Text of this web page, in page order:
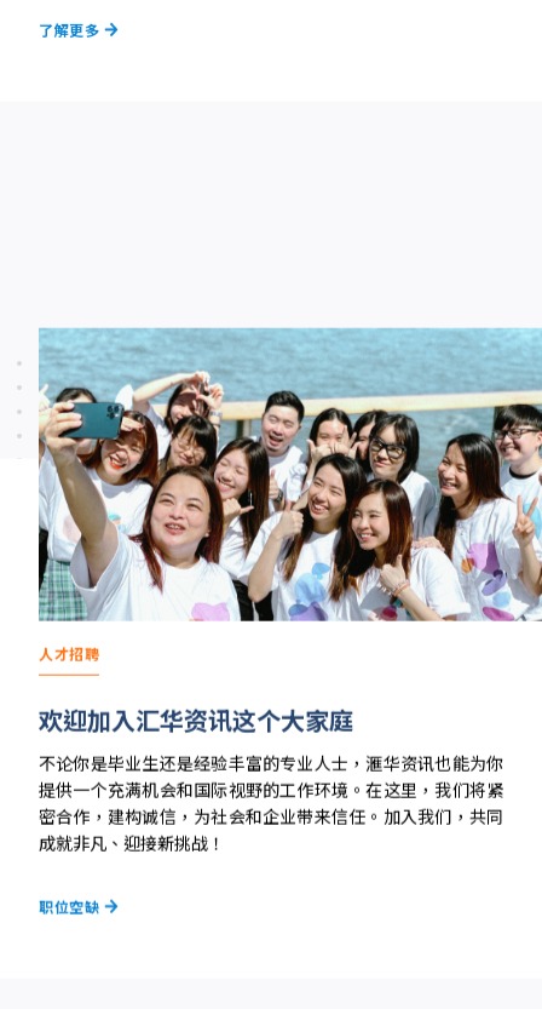
了解更多
人才招聘
欢迎加入汇华资讯这个大家庭
不论你是毕业生还是经验丰富的专业人士，滙华资讯也能为你
提供一个充满机会和国际视野的工作环境。在这里，我们将紧
密合作，建构诚信，为社会和企业带来信任。加入我们，共同
成就非凡、迎接新挑战！
职位空缺